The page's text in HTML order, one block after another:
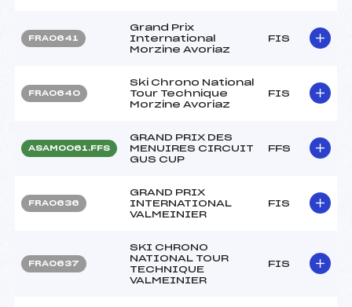
FRA0641
Grand Prix
International
Morzine Avoriaz
FIS
FRA0640
Ski Chrono National
Tour Technique
Morzine Avoriaz
FIS
ASAM0061.FFS
GRAND PRIX DES
MENUIRES CIRCUIT
GUS CUP
FFS
FRA0636
GRAND PRIX
INTERNATIONAL
VALMEINIER
FIS
FRA0637
SKI CHRONO
NATIONAL TOUR
TECHNIQUE
VALMEINIER
FIS